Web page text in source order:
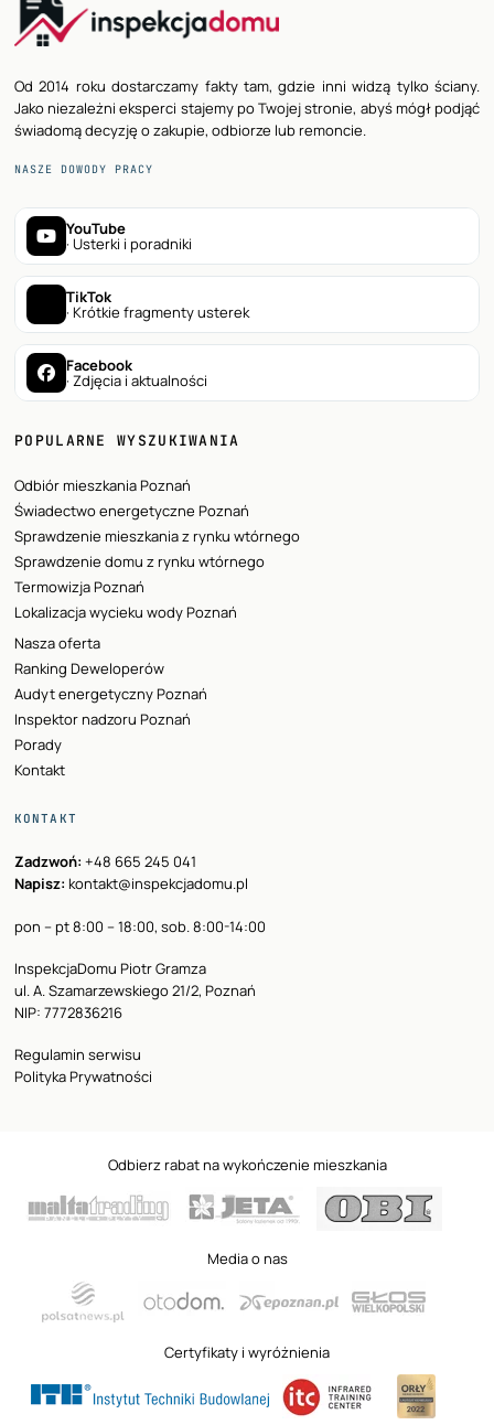
Od 2014 roku dostarczamy fakty tam, gdzie inni widzą tylko ściany.
Jako niezależni eksperci stajemy po Twojej stronie, abyś mógł podjąć
świadomą decyzję o zakupie, odbiorze lub remoncie.
NASZE DOWODY PRACY
YouTube
· Usterki i poradniki
TikTok
· Krótkie fragmenty usterek
Facebook
· Zdjęcia i aktualności
POPULARNE WYSZUKIWANIA
Odbiór mieszkania Poznań
Świadectwo energetyczne Poznań
Sprawdzenie mieszkania z rynku wtórnego
Sprawdzenie domu z rynku wtórnego
Termowizja Poznań
Lokalizacja wycieku wody Poznań
Nasza oferta
Ranking Deweloperów
Audyt energetyczny Poznań
Inspektor nadzoru Poznań
Porady
Kontakt
KONTAKT
Zadzwoń: +48 665 245 041
Napisz: kontakt@inspekcjadomu.pl
pon – pt 8:00 – 18:00, sob. 8:00-14:00
InspekcjaDomu Piotr Gramza
ul. A. Szamarzewskiego 21/2, Poznań
NIP: 7772836216
Regulamin serwisu
Polityka Prywatności
Odbierz rabat na wykończenie mieszkania
Media o nas
Certyfikaty i wyróżnienia